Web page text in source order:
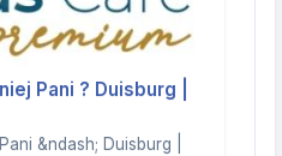
Pani ? Duisburg |
&ndash; Duisburg |